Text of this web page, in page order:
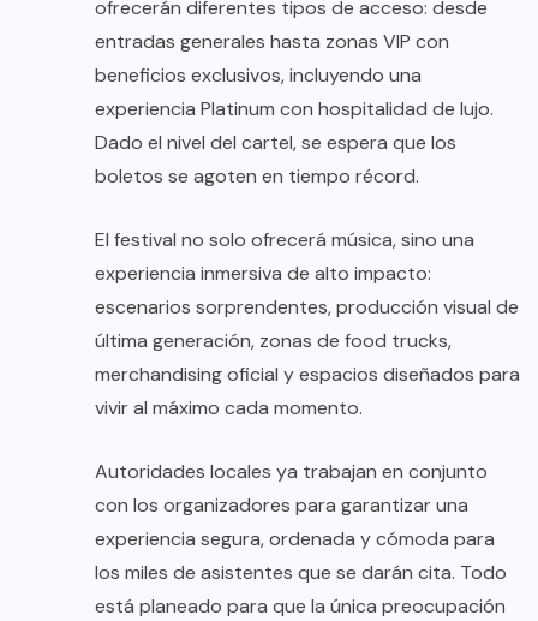
ofrecerán diferentes tipos de acceso: desde
entradas generales hasta zonas VIP con
beneficios exclusivos, incluyendo una
experiencia Platinum con hospitalidad de lujo.
Dado el nivel del cartel, se espera que los
boletos se agoten en tiempo récord.
El festival no solo ofrecerá música, sino una
experiencia inmersiva de alto impacto:
escenarios sorprendentes, producción visual de
última generación, zonas de food trucks,
merchandising oficial y espacios diseñados para
vivir al máximo cada momento.
Autoridades locales ya trabajan en conjunto
con los organizadores para garantizar una
experiencia segura, ordenada y cómoda para
los miles de asistentes que se darán cita. Todo
está planeado para que la única preocupación